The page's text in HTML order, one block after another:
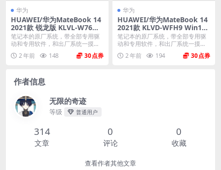
华为
HUAWEI/华为MateBook 14
2021款 锐龙版 KLVL-W76W
Win10家庭版 原厂oem系统
笔记本的原厂系统，带全部专用驱
动和专用软件，和出厂系统一摸一
样。不带一键还原功能...
2 年前 148 30
华为
HUAWEI/华为MateBook 14
2021款 KLVD-WFH9 Win10
家庭版 原厂oem系统
笔记本的原厂系统，带全部专用驱
动和专用软件，和出厂系统一摸一
样。不带一键还原功能...
2 年前 194 30
作者信息
无限的奇迹
等级 普通用户
314
文章
0
评论
0
收藏
查看作者其他文章